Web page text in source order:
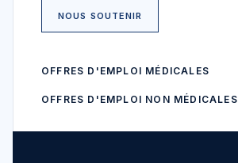
NOUS SOUTENIR
OFFRES D'EMPLOI MÉDICALES
OFFRES D'EMPLOI NON MÉDICALES